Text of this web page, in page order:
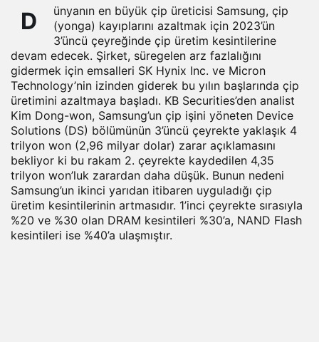
D
ünyanın en büyük çip üreticisi Samsung, çip
(yonga) kayıplarını azaltmak için 2023’ün
3’üncü çeyreğinde çip üretim kesintilerine
devam edecek. Şirket, süregelen arz fazlalığını
gidermek için emsalleri SK Hynix Inc. ve Micron
Technology’nin izinden giderek bu yılın başlarında çip
üretimini azaltmaya başladı. KB Securities’den analist
Kim Dong-won, Samsung’un çip işini yöneten Device
Solutions (DS) bölümünün 3’üncü çeyrekte yaklaşık 4
trilyon won (2,96 milyar dolar) zarar açıklamasını
bekliyor ki bu rakam 2. çeyrekte kaydedilen 4,35
trilyon won’luk zarardan daha düşük. Bunun nedeni
Samsung’un ikinci yarıdan itibaren uyguladığı çip
üretim kesintilerinin artmasıdır. 1’inci çeyrekte sırasıyla
%20 ve %30 olan DRAM kesintileri %30’a, NAND Flash
kesintileri ise %40’a ulaşmıştır.